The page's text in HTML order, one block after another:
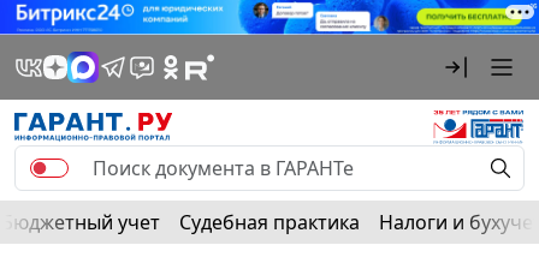
Бюджетный учет Судебная практика Налоги и